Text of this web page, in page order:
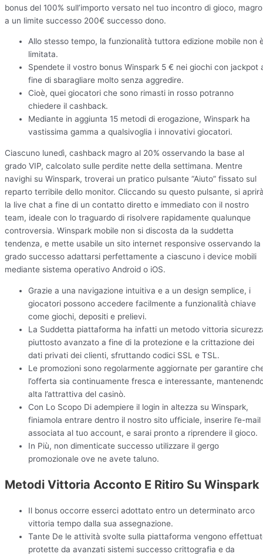
bonus del 100% sull’importo versato nel tuo incontro di gioco, magro
a un limite successo 200€ successo dono.
Allo stesso tempo, la funzionalità tuttora edizione mobile non
limitata.
Spendete il vostro bonus Winspark 5 € nei giochi con jackpot
fine di sbaragliare molto senza aggredire.
Cioè, quei giocatori che sono rimasti in rosso potranno
chiedere il cashback.
Mediante in aggiunta 15 metodi di erogazione, Winspark ha
vastissima gamma a qualsivoglia i innovativi giocatori.
Ciascuno lunedì, cashback magro al 20% osservando la base al
grado VIP, calcolato sulle perdite nette della settimana. Mentre
navighi su Winspark, troverai un pratico pulsante “Aiuto” fissato sul
reparto terribile dello monitor. Cliccando su questo pulsante, si
la live chat a fine di un contatto diretto e immediato con il nostro
team, ideale con lo traguardo di risolvere rapidamente qualunque
controversia. Winspark mobile non si discosta da la suddetta
tendenza, e mette usabile un sito internet responsive osservando la
grado successo adattarsi perfettamente a ciascuno i device mobili
mediante sistema operativo Android o iOS.
Grazie a una navigazione intuitiva e a un design semplice, i
giocatori possono accedere facilmente a funzionalità chiave
come giochi, depositi e prelievi.
La Suddetta piattaforma ha infatti un metodo vittoria
piuttosto avanzato a fine di la protezione e la crittazione dei
dati privati dei clienti, sfruttando codici SSL e TSL.
Le promozioni sono regolarmente aggiornate per garantire
l’offerta sia continuamente fresca e interessante,
alta l’attrattiva del casinò.
Con Lo Scopo Di adempiere il login in altezza su Winspark,
finiamola entrare dentro il nostro sito ufficiale, inserire l’e-mail
associata al tuo account, e sarai pronto a riprendere il gioco.
In Più, non dimenticate successo utilizzare il gergo
promozionale ove ne avete taluno.
Metodi Vittoria Acconto E Ritiro Su Winspark
Il bonus occorre esserci adottato entro un determinato arco
vittoria tempo dalla sua assegnazione.
Tante De le attività svolte sulla piattaforma vengono
protette da avanzati sistemi successo crittografia e da